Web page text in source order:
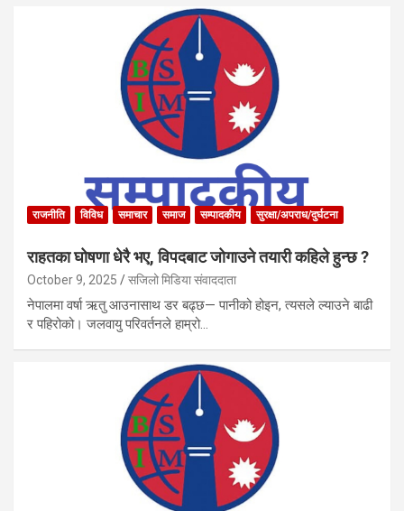
राजनीति विविध समाचार समाज सम्पादकीय सुरक्षा/अपराध/दुर्घटना
राहतका घोषणा धेरै भए, विपदबाट जोगाउने तयारी कहिले हुन्छ ?
October 9, 2025 सजिलो मिडिया संवाददाता
नेपालमा वर्षा ऋतु आउनासाथ डर बढ्छ— पानीको होइन, त्यसले ल्याउने बाढी
र पहिरोको। जलवायु परिवर्तनले हाम्रो…